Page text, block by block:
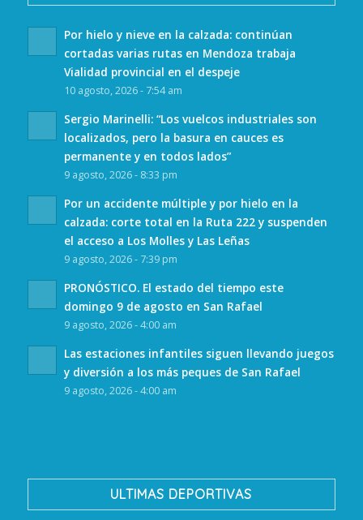
Por hielo y nieve en la calzada: continúan
cortadas varias rutas en Mendoza trabaja
Vialidad provincial en el despeje
10 agosto, 2026 - 7:54 am
Sergio Marinelli: “Los vuelcos industriales son
localizados, pero la basura en cauces es
permanente y en todos lados”
9 agosto, 2026 - 8:33 pm
Por un accidente múltiple y por hielo en la
calzada: corte total en la Ruta 222 y suspenden
el acceso a Los Molles y Las Leñas
9 agosto, 2026 - 7:39 pm
PRONÓSTICO. El estado del tiempo este
domingo 9 de agosto en San Rafael
9 agosto, 2026 - 4:00 am
Las estaciones infantiles siguen llevando juegos
y diversión a los más peques de San Rafael
9 agosto, 2026 - 4:00 am
ULTIMAS DEPORTIVAS